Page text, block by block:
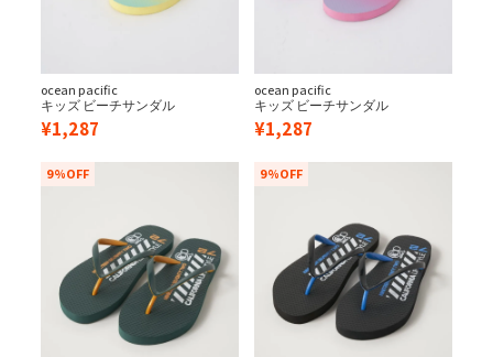
ocean pacific
キッズ ビーチサンダル
¥1,287
ocean pacific
キッズ ビーチサンダル
¥1,287
9%OFF 9%OFF